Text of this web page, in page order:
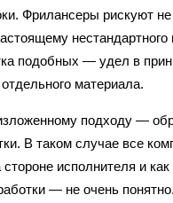
Фрилансеры рискуют
нестандартного
подобных — удел в
материала.
подходу —
В таком случае все
исполнителя и
— не очень